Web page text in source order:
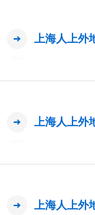
上海人上
上海人上
上海人上